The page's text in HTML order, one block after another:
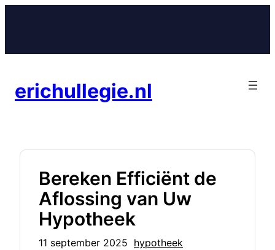
inhoud
erichullegie.nl
Bereken Efficiënt de
Aflossing van Uw
Hypotheek
11 september 2025 hypotheek